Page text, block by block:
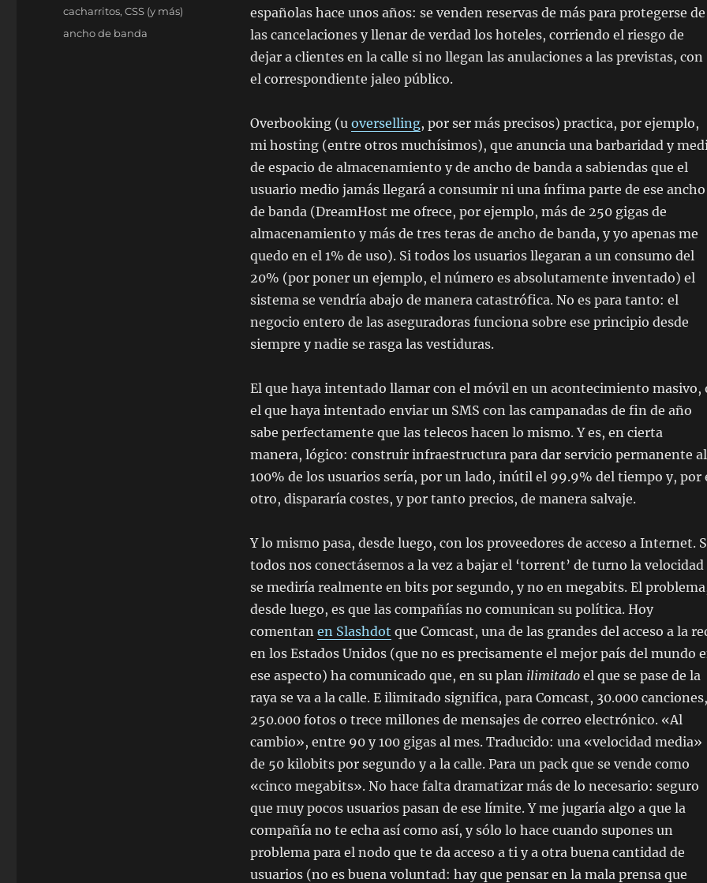
españolas hace unos años: se venden reservas de más para protegerse de
las cancelaciones y llenar de verdad los hoteles, corriendo el riesgo de
dejar a clientes en la calle si no llegan las anulaciones a las previstas, con
el correspondiente jaleo público.
Overbooking (u overselling, por ser más precisos) practica, por ejemplo,
mi hosting (entre otros muchísimos), que anuncia una barbaridad y
de espacio de almacenamiento y de ancho de banda a sabiendas que el
usuario medio jamás llegará a consumir ni una ínfima parte de ese ancho
de banda (DreamHost me ofrece, por ejemplo, más de 250 gigas de
almacenamiento y más de tres teras de ancho de banda, y yo apenas me
quedo en el 1% de uso). Si todos los usuarios llegaran a un consumo del
20% (por poner un ejemplo, el número es absolutamente inventado) el
sistema se vendría abajo de manera catastrófica. No es para tanto: el
negocio entero de las aseguradoras funciona sobre ese principio desde
siempre y nadie se rasga las vestiduras.
El que haya intentado llamar con el móvil en un acontecimiento masivo,
el que haya intentado enviar un SMS con las campanadas de fin de año
sabe perfectamente que las telecos hacen lo mismo. Y es, en cierta
manera, lógico: construir infraestructura para dar servicio permanente al
100% de los usuarios sería, por un lado, inútil el 99.9% del tiempo y, por
otro, dispararía costes, y por tanto precios, de manera salvaje.
Y lo mismo pasa, desde luego, con los proveedores de acceso a Internet.
todos nos conectásemos a la vez a bajar el ‘torrent’ de turno la velocidad
se mediría realmente en bits por segundo, y no en megabits. El
desde luego, es que las compañías no comunican su política. Hoy
comentan en Slashdot que Comcast, una de las grandes del acceso a la
en los Estados Unidos (que no es precisamente el mejor país del mundo
ese aspecto) ha comunicado que, en su plan ilimitadoel que se pase de la
raya se va a la calle. E ilimitado significa, para Comcast, 30.000 canciones,
250.000 fotos o trece millones de mensajes de correo electrónico. «Al
cambio», entre 90 y 100 gigas al mes. Traducido: una «velocidad media»
de 50 kilobits por segundo y a la calle. Para un pack que se vende como
«cinco megabits». No hace falta dramatizar más de lo necesario: seguro
que muy pocos usuarios pasan de ese límite. Y me jugaría algo a que la
compañía no te echa así como así, y sólo lo hace cuando supones un
problema para el nodo que te da acceso a ti y a otra buena cantidad de
usuarios (no es buena voluntad: hay que pensar en la mala prensa que
Categorías
cacharritos,CSS (y más)
Etiquetas
ancho de banda